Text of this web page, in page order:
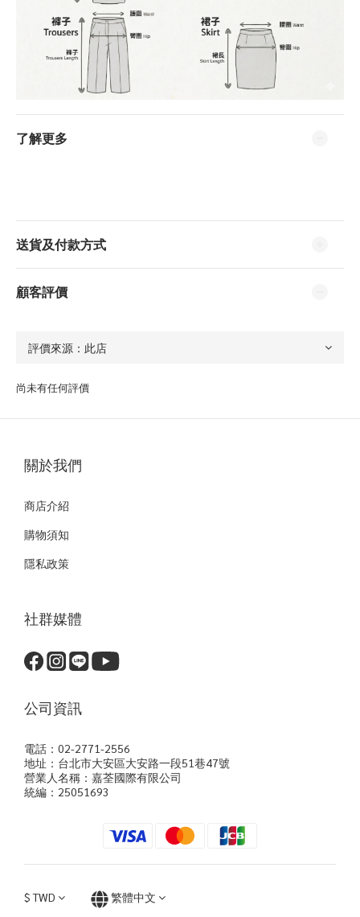
了解更多
送貨及付款方式
顧客評價
尚未有任何評價
關於我們
商店介紹
購物須知
隱私政策
社群媒體
公司資訊
電話：02-2771-2556
地址：台北市大安區大安路一段51巷47號
營業人名稱：嘉荃國際有限公司
統編：25051693
$ TWD 繁體中文